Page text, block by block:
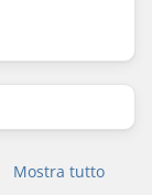
Mostra tutto